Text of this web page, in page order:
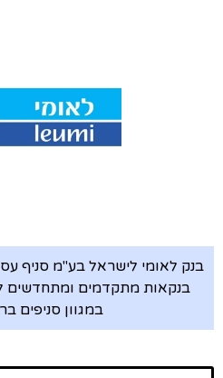
בנק לאומי לישראל בע"מ סניף
בנקאות מתקדמים ומתחדשים
במגוון סניפים